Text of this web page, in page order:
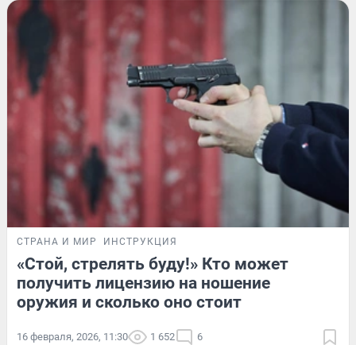
СТРАНА И МИР ИНСТРУКЦИЯ
«Стой, стрелять буду!» Кто может
получить лицензию на ношение
оружия и сколько оно стоит
16 февраля, 2026, 11:30 1 652 6